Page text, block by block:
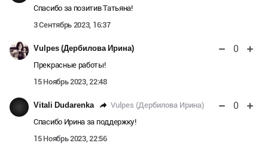
Спасибо за позитив Татьяна!
3 Сентябрь 2023, 16:37
Vulpes (Дербилова Ирина) 0
Прекрасные работы!
15 Ноябрь 2023, 22:48
Vitali Dudarenka Vulpes (Дербилова Ирина) 0
Спасибо Ирина за поддержку!
15 Ноябрь 2023, 22:56